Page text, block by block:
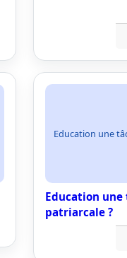
Education une
Education
patriarcale ?